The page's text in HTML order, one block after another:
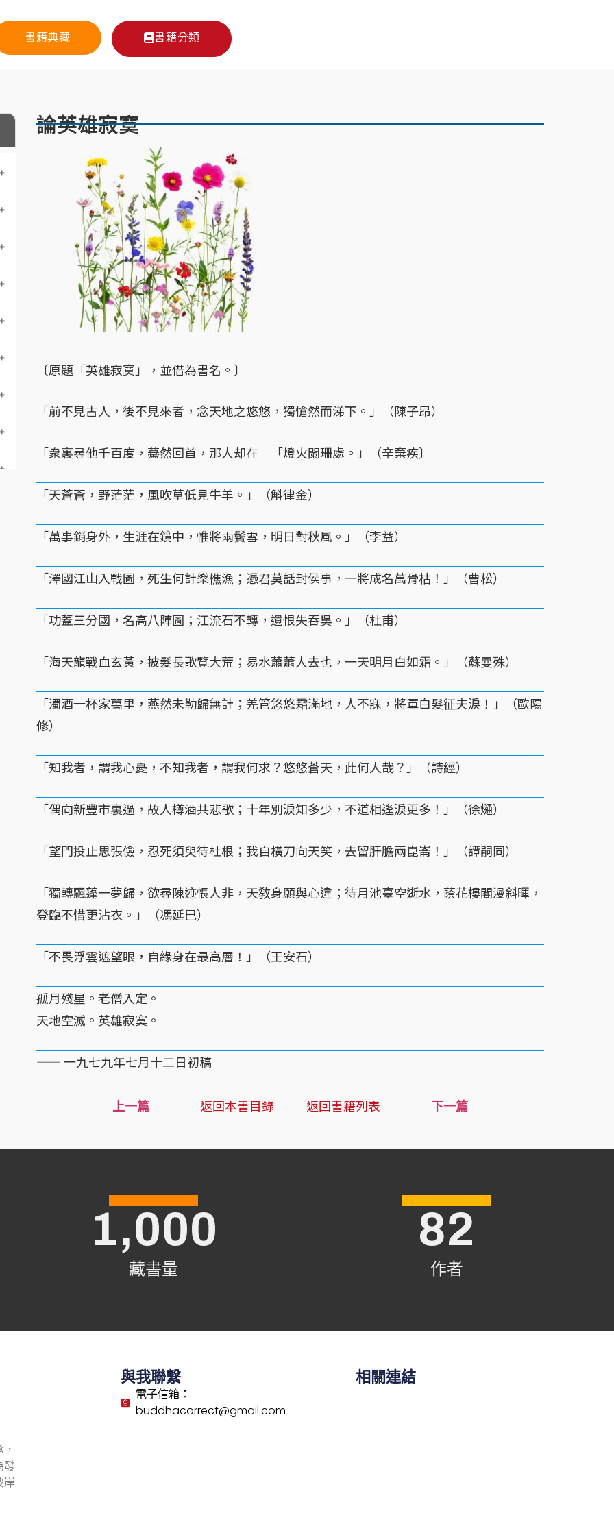
書籍典藏 書籍分類
論英雄寂寞
〔原題「英雄寂寞」，並借為書名。〕
「前不見古人，後不見來者，念天地之悠悠，獨愴然而涕下。」（陳子昂）
「衆裏尋他千百度，驀然回首，那人却在 「燈火闌珊處。」（辛棄疾〕
「天蒼蒼，野茫茫，風吹草低見牛羊。」（斛律金）
「萬事銷身外，生涯在鏡中，惟將兩鬢雪，明日對秋風。」（李益）
「澤國江山入戰圖，死生何計樂樵漁；憑君莫話封侯事，一將成名萬骨枯！」（曹松）
「功蓋三分國，名高八陣圖；江流石不轉，遺恨失吞吳。」（杜甫）
「海天龍戰血玄黃，披髮長歌覽大荒；易水蕭蕭人去也，一天明月白如霜。」（蘇曼殊）
「濁酒一杯家萬里，燕然未勒歸無計；羌管悠悠霜滿地，人不寐，將軍白髮征夫淚！」（歐陽
修）
「知我者，謂我心憂，不知我者，謂我何求？悠悠蒼天，此何人哉？」（詩經）
「偶向新豐市裏過，故人樽酒共悲歌；十年別淚知多少，不道相逢淚更多！」（徐熥）
「望門投止思張儉，忍死須臾待杜根；我自橫刀向天笑，去留肝膽兩崑崙！」（譚嗣同）
「獨轉飄蓬一夢歸，欲尋陳迹悵人非，天敎身願與心違；待月池臺空逝水，蔭花樓閣漫斜暉，
登臨不惜更沾衣。」（馮延巳）
「不畏浮雲遮望眼，自緣身在最高層！」（王安石）
孤月殘星。老僧入定。
天地空滅。英雄寂寞。
—— 一九七九年七月十二日初稿
上一篇 返回本書目錄 返回書籍列表 下一篇
藏書量
1,000
作者
82
發
岸
與我聯繫
電子信箱：
buddhacorrect@gmail.com
相關連結